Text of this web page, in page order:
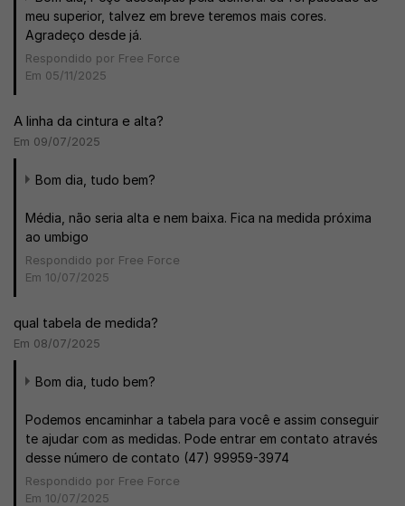
meu superior, talvez em breve teremos mais cores.
Agradeço desde já.
Respondido por Free Force
Em 05/11/2025
A linha da cintura e alta?
Em 09/07/2025
Bom dia, tudo bem?
Média, não seria alta e nem baixa. Fica na medida próxima
ao umbigo
Respondido por Free Force
Em 10/07/2025
qual tabela de medida?
Em 08/07/2025
Bom dia, tudo bem?
Podemos encaminhar a tabela para você e assim conseguir
te ajudar com as medidas. Pode entrar em contato através
desse número de contato (47) 99959-3974
Respondido por Free Force
Em 10/07/2025